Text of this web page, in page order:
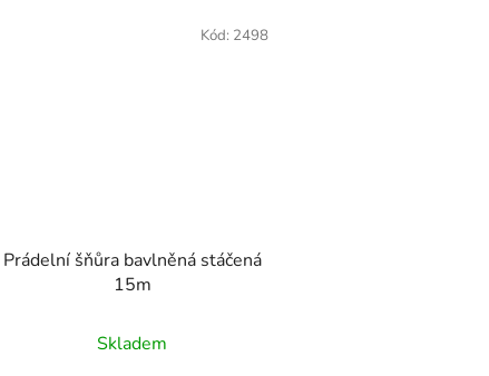
Prádelní šňůra bavlněná stáčená
15m
Skladem
Kód: 2498